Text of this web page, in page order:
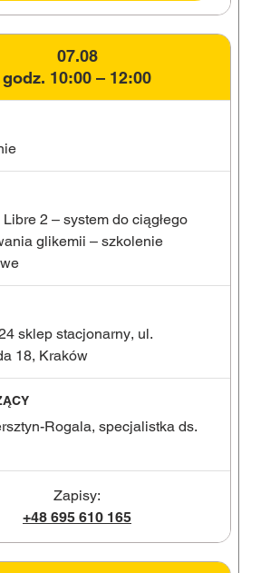
07.08
godz. 10:00 – 12:00
2 – system do ciągłego
glikemii – szkolenie
sklep stacjonarny, ul.
18, Kraków
Rogala, specjalistka ds.
Zapisy:
+48 695 610 165